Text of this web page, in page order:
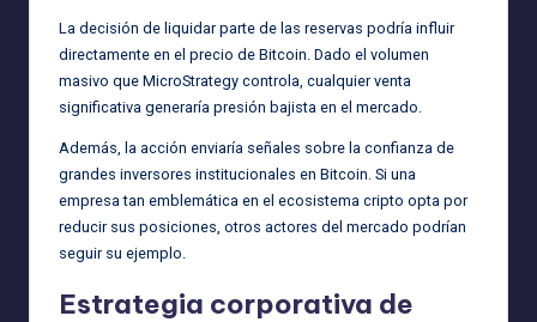
La decisión de liquidar parte de las reservas podría influir
directamente en el precio de Bitcoin. Dado el volumen
masivo que MicroStrategy controla, cualquier venta
significativa generaría presión bajista en el mercado.
Además, la acción enviaría señales sobre la confianza de
grandes inversores institucionales en Bitcoin. Si una
empresa tan emblemática en el ecosistema cripto opta por
reducir sus posiciones, otros actores del mercado podrían
seguir su ejemplo.
Estrategia corporativa de